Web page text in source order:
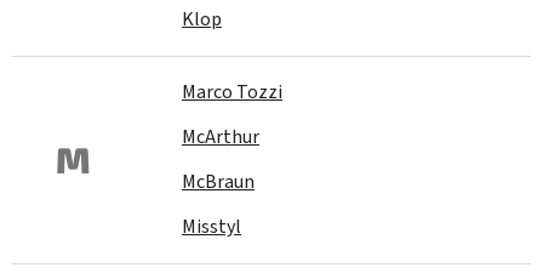
Klop
M
Marco Tozzi
McArthur
McBraun
Misstyl